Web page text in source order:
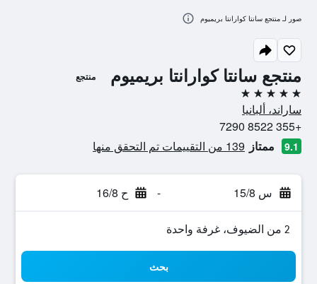
منتجع سانتا كوارانتا بريميوم منتجع
5 نجوم
ساراند، ألبانيا
+355 8522 7290
9.1 ممتاز 139 من التقييمات تم التحقق منها
س 15/8 - ح 16/8
2 من الضيوف، غرفة واحدة
بحث
صور لـ منتجع سانتا كوارانتا بريميوم